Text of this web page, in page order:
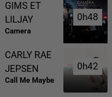
GIMS ET
LILJAY
Camera
0h48
0h48
CARLY RAE
JEPSEN
Call Me Maybe
0h42
0h42